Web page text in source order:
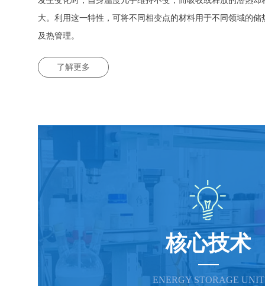
大。利用这一特性，可将不同相变点的材料用于不同领域的储
及热管理。
了解更多
核心技术
ENERGY STORAGE UNIT